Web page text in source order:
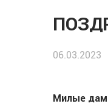
06.03.2023
Милые